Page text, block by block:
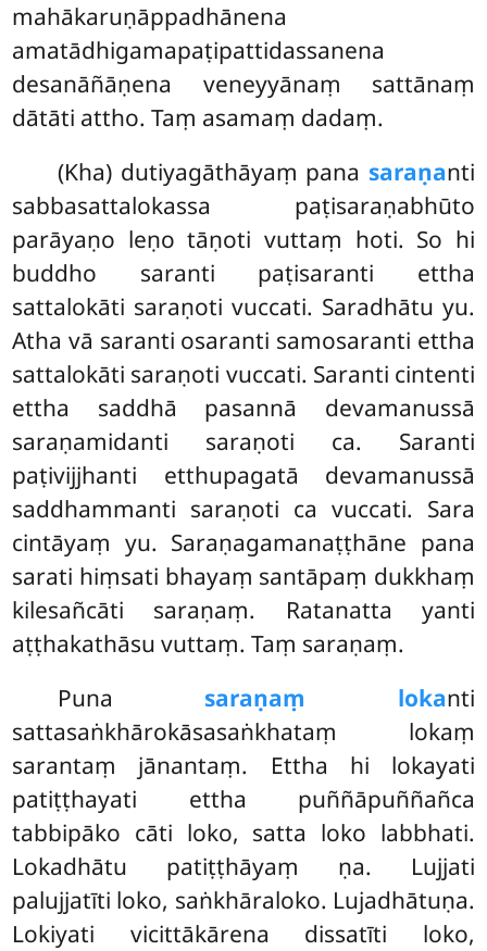
mahākaruṇāppadhānena
amatādhigamapaṭipattidassanena
desanāñāṇena veneyyānaṃ sattānaṃ
dātāti attho. Taṃ asamaṃ dadaṃ.
(Kha) dutiyagāthāyaṃ pana saraṇanti
sabbasattalokassa paṭisaraṇabhūto
parāyaṇo leṇo tāṇoti vuttaṃ hoti. So hi
buddho saranti paṭisaranti ettha
sattalokāti saraṇoti vuccati. Saradhātu yu.
Atha vā saranti osaranti samosaranti ettha
sattalokāti saraṇoti vuccati. Saranti cintenti
ettha saddhā pasannā devamanussā
saraṇamidanti saraṇoti ca. Saranti
paṭivijjhanti etthupagatā devamanussā
saddhammanti saraṇoti ca vuccati. Sara
cintāyaṃ yu. Saraṇagamanaṭṭhāne pana
sarati hiṃsati bhayaṃ santāpaṃ dukkhaṃ
kilesañcāti saraṇaṃ. Ratanatta yanti
aṭṭhakathāsu vuttaṃ. Taṃ saraṇaṃ.
Puna saraṇaṃ lokanti
sattasaṅkhārokāsasaṅkhataṃ lokaṃ
sarantaṃ jānantaṃ. Ettha hi lokayati
patiṭṭhayati ettha puññāpuññañca
tabbipāko cāti loko, satta loko labbhati.
Lokadhātu patiṭṭhāyaṃ ṇa. Lujjati
palujjatīti loko, saṅkhāraloko. Lujadhātuṇa.
Lokiyati vicittākārena dissatīti loko,